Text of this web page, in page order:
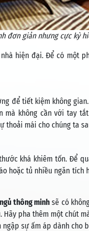
đơn giản nhưng cực kỳ
hiện đại. Để có một
để tiết kiệm không
không cần với tay
mái cho chúng ta
khá khiêm tốn. Để
hoặc tủ nhiều ngăn
thông minhsẽ có
pha thêm một chút
sự ấm áp dành cho